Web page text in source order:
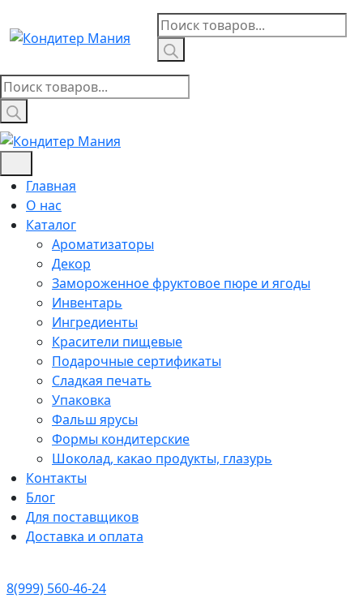
to
content
Поиск
товаров
Поиск
товаров
Главная
О нас
Каталог
Ароматизаторы
Декор
Замороженное фруктовое пюре и ягоды
Инвентарь
Ингредиенты
Красители пищевые
Подарочные сертификаты
Сладкая печать
Упаковка
Фальш ярусы
Формы кондитерские
Шоколад, какао продукты, глазурь
Контакты
Блог
Для поставщиков
Доставка и оплата
8(999) 560-46-24